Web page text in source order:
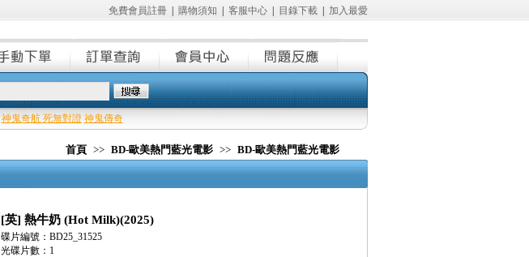
免費會員註冊| 購物須知 客服中心| 目錄下載| 加入最愛
神鬼奇航 死無對證 神鬼傳奇
首頁 >> BD-歐美熱門藍光電影 >> BD-歐美熱門藍光電影
[英] 熱牛奶 (Hot Milk)(2025)
碟片編號：BD25_31525
光碟片數：1